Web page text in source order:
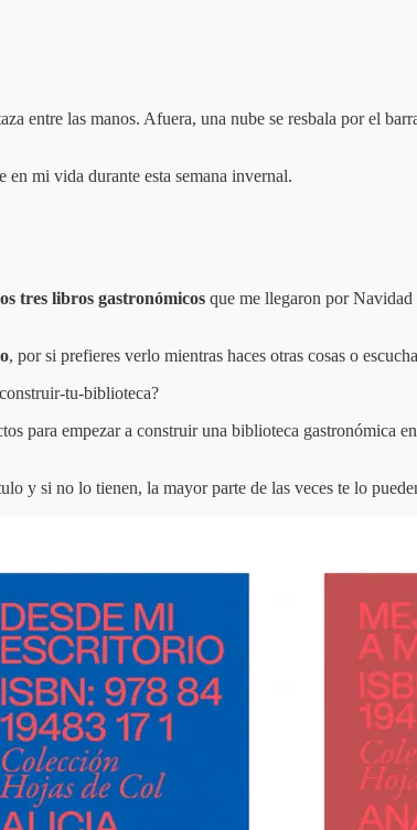
entre las manos. Afuera, una nube se resbala por el
en mi vida durante esta semana invernal.
tres libros gastronómicos que me llegaron por
, por si prefieres verlo mientras haces otras cosas o
tu-biblioteca?
para empezar a construir una biblioteca
y si no lo tienen, la mayor parte de las veces te lo